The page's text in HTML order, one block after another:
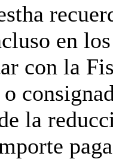
en
con la
la